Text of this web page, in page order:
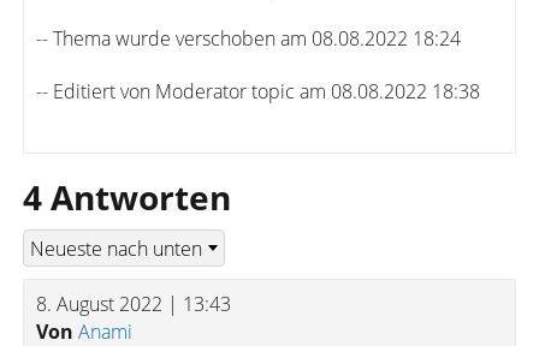
-- Thema wurde verschoben am 08.08.2022 18:24
-- Editiert von Moderator topic am 08.08.2022 18:38
4 Antworten
8. August 2022 | 13:43
Von Anami